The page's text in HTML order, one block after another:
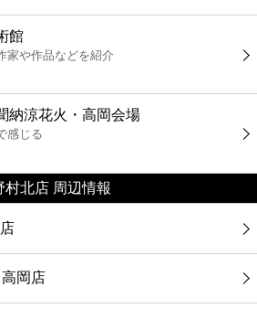
館
家や作品などを紹介
納涼花火・高岡会場
感じる
北店 周辺情報
岡店